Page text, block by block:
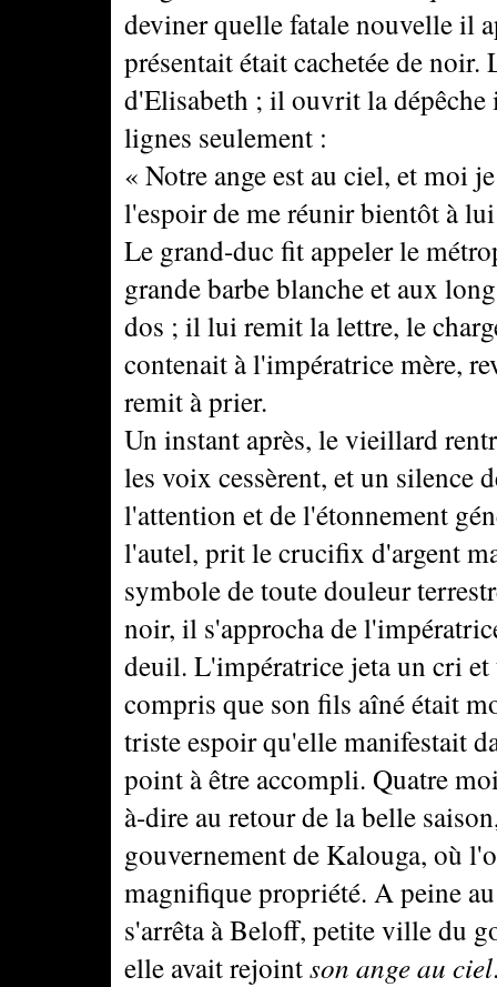
deviner quelle fatale nouvelle il
présentait était cachetée de
d'Elisabeth ; il ouvrit la dépêche
lignes seulement :
« Notre ange est au ciel, et moi
l'espoir de me réunir bientôt à
Le grand-duc fit appeler le
grande barbe blanche et aux
dos ; il lui remit la lettre, le
contenait à l'impératrice mère,
remit à prier.
Un instant après, le vieillard
les voix cessèrent, et un silence
l'attention et de l'étonnement
l'autel, prit le crucifix d'argent
symbole de toute douleur
noir, il s'approcha de
deuil. L'impératrice jeta un cri et
compris que son fils aîné était
triste espoir qu'elle manifestait
point à être accompli. Quatre
à-dire au retour de la belle
gouvernement de Kalouga, où
magnifique propriété. A peine
s'arrêta à Beloff, petite ville du
elle avait rejointson ange au ciel